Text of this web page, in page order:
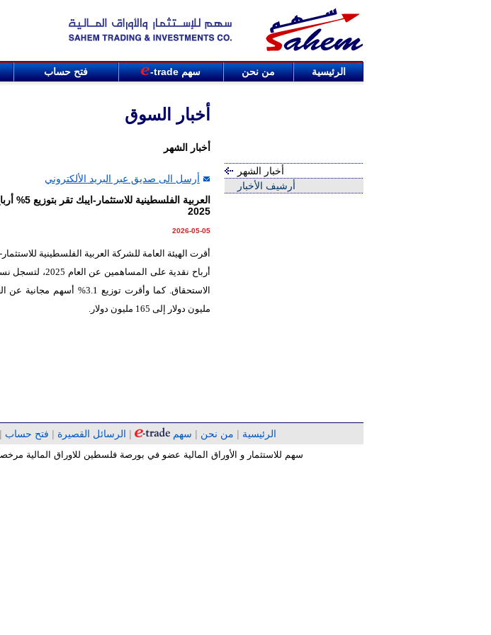
الرئيسية من نحن سهم-trade فتح حساب
أخبار السوق
أخبار الشهر
أخبار الشهر
أرشيف الأخبار
أرسل الى صديق عبر البريد الألكتروني
2025
2026-05-05
مليون دولار إلى 165 مليون دولار.
الرئيسية | من نحن | سهم | الرسائل القصيرة | فتح حساب |
سهم للاستثمار و الأوراق المالية عضو في بورصة فلسطين للاوراق المالية